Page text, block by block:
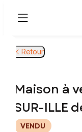
Retour
Maison à
SUR-ILLE
VENDU